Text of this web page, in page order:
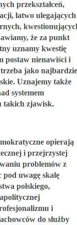
przekształceń,
łatwo ulegających
że za punkt
uznamy kwestię
postaw nienawiści i
jako
Uznajemy także
systemem
takich zjawisk.
opierają
i przejrzystej
problemów z
pod uwagę skalę
polskiego,
i
do służby